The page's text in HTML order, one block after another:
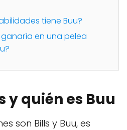
tiene Buu?
ganaría en una pelea
y quién es Buu
son Bills y Buu, es